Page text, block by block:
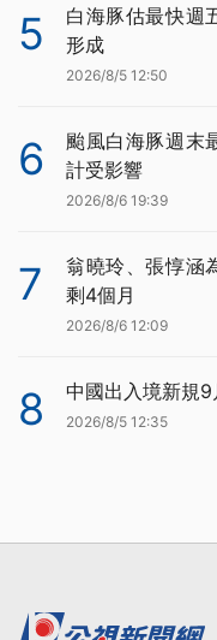
5
白海豚估最快週
形成
2026/8/5 12:50
6
颱風白海豚週末
計受影響
2026/8/6 19:39
7
翁曉玲、張惇涵
剩4個月
2026/8/6 12:09
8 中國出入境新規
2026/8/5 12:35